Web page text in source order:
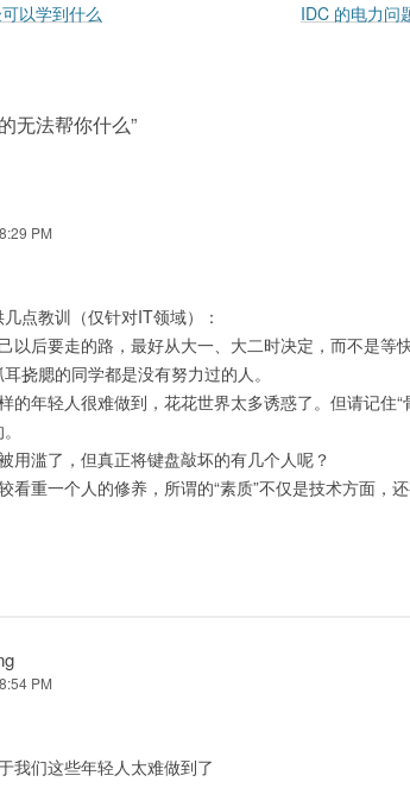
以学到什么 IDC 的电力问
无法帮你什么”
PM
点教训（仅针对IT领域）：
以后要走的路，最好从大一、大二时决定，而不是等
挠腮的同学都是没有努力过的人。
的年轻人很难做到，花花世界太多诱惑了。但请记住“
用滥了，但真正将键盘敲坏的有几个人呢？
看重一个人的修养，所谓的“素质”不仅是技术方面，
PM
我们这些年轻人太难做到了